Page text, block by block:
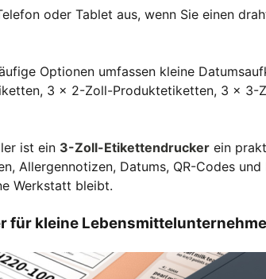
oder Tablet aus, wenn Sie einen
Optionen umfassen kleine
3 x 2-Zoll-Produktetiketten, 3 x 3-
ist ein 3-Zoll-Etikettendrucker ein
Allergennotizen, Datums, QR-Codes
Werkstatt bleibt.
für kleine